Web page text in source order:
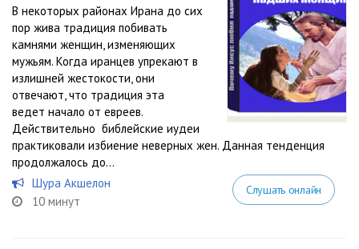
В некоторых районах Ирана до сих
пор жива традиция побивать
камнями женщин, изменяющих
мужьям. Когда иранцев упрекают в
излишней жестокости, они
отвечают, что традиция эта
ведет начало от евреев.
Действительно библейские иудеи
практиковали избиение неверных жен. Данная тенденция
продолжалось до...
Шура Акшелон
10 минут
Слушать онлайн